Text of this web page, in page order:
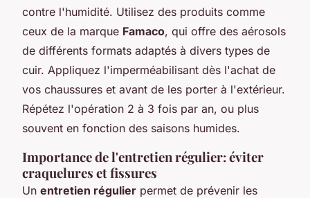
contre l'humidité. Utilisez des produits comme
ceux de la marque Famaco, qui offre des aérosols
de différents formats adaptés à divers types de
cuir. Appliquez l'imperméabilisant dès l'achat de
vos chaussures et avant de les porter à l'extérieur.
Répétez l'opération 2 à 3 fois par an, ou plus
souvent en fonction des saisons humides.
Importance de l'entretien régulier: éviter
craquelures et fissures
Un entretien régulier permet de prévenir les